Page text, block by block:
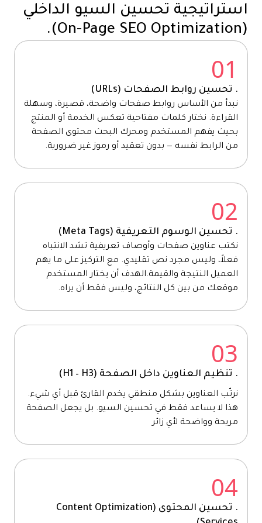
استراتيجية تحسين السيو الداخلي
(On-Page SEO Optimization).
01
. تحسين روابط الصفحات (URLs)
نبدأ من الأساس روابط صفحات واضحة، قصيرة، وسهلة
القراءة. نختار كلمات مفتاحية تعكس الخدمة أو المنتج
بحيث يفهم المستخدم ومحرك البحث محتوى الصفحة
من الرابط نفسه — بدون تعقيد أو رموز غير ضرورية.
02
. تحسين الوسوم التعريفية (Meta Tags)
نكتب عناوين صفحات وأوصاف تعريفية تشد الانتباه
فعلاً، وليس مجرد نص تقليدي. مع التركيز على ما يهم
العميل النتيجة والقيمة.الهدف أن يختار المستخدم
موقعك من بين كل النتائج، وليس فقط أن يراه.
03
. تنظيم العناوين داخل الصفحة (H1 – H3)
نرتّب العناوين بشكل منطقي يخدم القارئ قبل أي شيء.
هذا لا يساعد فقط في تحسين السيو. بل يجعل الصفحة
مريحة وواضحة لأي زائر
04
. تحسين المحتوى (Content Optimization